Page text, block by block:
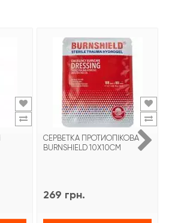
СЕРВЕТКА ПРОТИОПІКОВА
BURNSHIELD 10X10СМ
269 грн.